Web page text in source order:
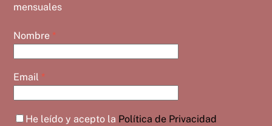
mensuales
Nombre*
Email*
He leído y acepto la Política de Privacidad